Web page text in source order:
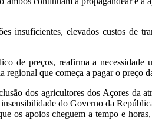
insuficientes, elevados custos de
de preços, reafirma a necessidade
que começa a pagar o preço
dos agricultores dos Açores da
do Governo da
os apoios cheguem a tempo e